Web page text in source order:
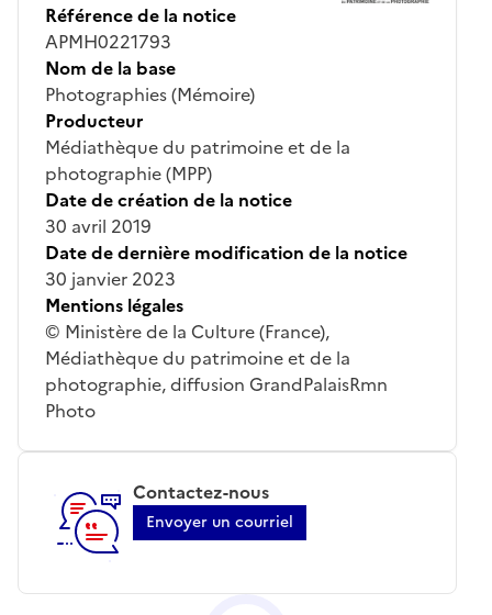
Référence de la notice
APMH0221793
Nom de la base
Photographies (Mémoire)
Producteur
Médiathèque du patrimoine et de la
photographie (MPP)
Date de création de la notice
30 avril 2019
Date de dernière modification de la notice
30 janvier 2023
Mentions légales
© Ministère de la Culture (France),
Médiathèque du patrimoine et de la
photographie, diffusion GrandPalaisRmn
Photo
Contactez-nous
Envoyer un courriel